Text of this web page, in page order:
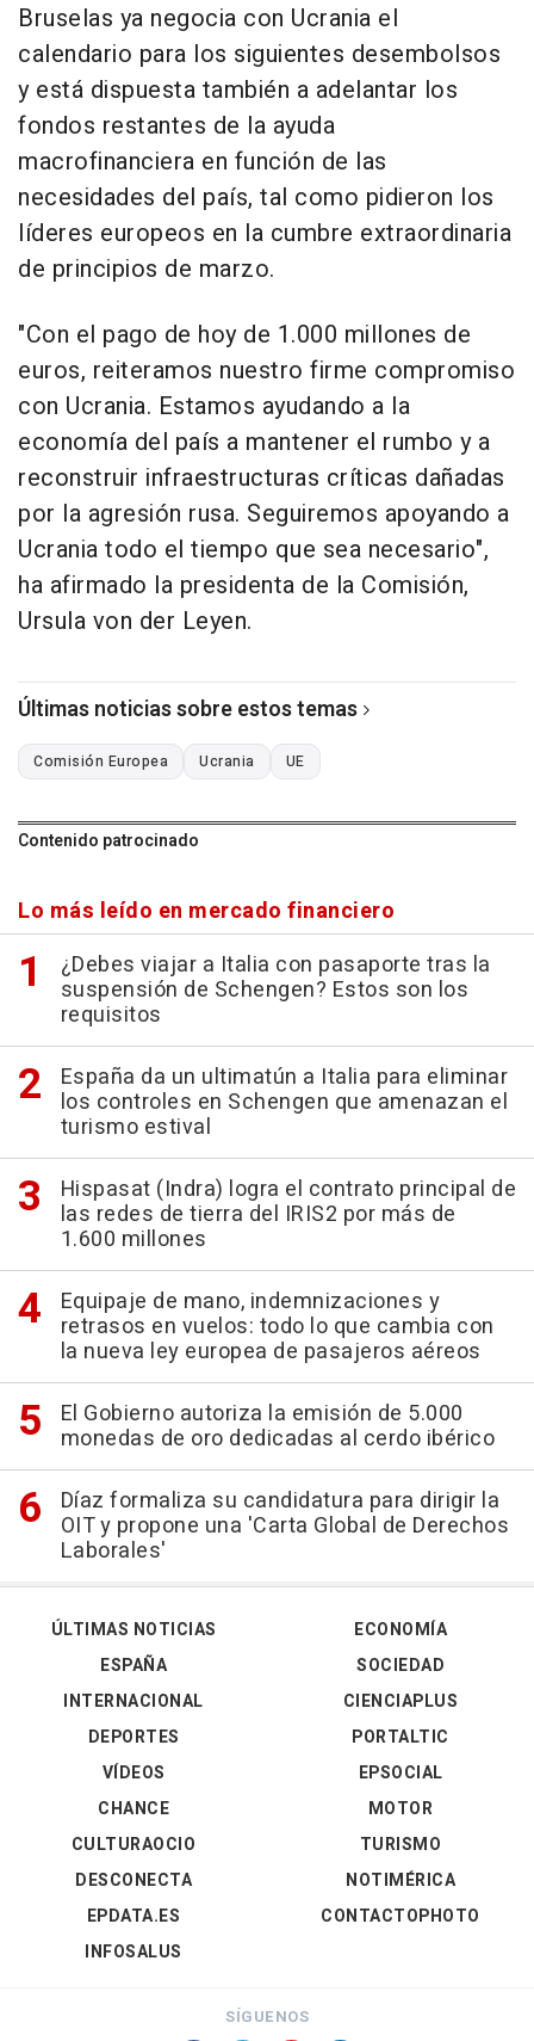
Bruselas ya negocia con Ucrania el
calendario para los siguientes desembolsos
y está dispuesta también a adelantar los
fondos restantes de la ayuda
macrofinanciera en función de las
necesidades del país, tal como pidieron los
líderes europeos en la cumbre extraordinaria
de principios de marzo.
"Con el pago de hoy de 1.000 millones de
euros, reiteramos nuestro firme compromiso
con Ucrania. Estamos ayudando a la
economía del país a mantener el rumbo y a
reconstruir infraestructuras críticas dañadas
por la agresión rusa. Seguiremos apoyando a
Ucrania todo el tiempo que sea necesario",
ha afirmado la presidenta de la Comisión,
Ursula von der Leyen.
Últimas noticias sobre estos temas
Comisión Europea Ucrania UE
Contenido patrocinado
Lo más leído en mercado financiero
¿Debes viajar a Italia con pasaporte tras la
suspensión de Schengen? Estos son los
requisitos
España da un ultimatún a Italia para eliminar
los controles en Schengen que amenazan el
turismo estival
Hispasat (Indra) logra el contrato principal de
las redes de tierra del IRIS2 por más de
1.600 millones
Equipaje de mano, indemnizaciones y
retrasos en vuelos: todo lo que cambia con
la nueva ley europea de pasajeros aéreos
El Gobierno autoriza la emisión de 5.000
monedas de oro dedicadas al cerdo ibérico
Díaz formaliza su candidatura para dirigir la
OIT y propone una 'Carta Global de Derechos
Laborales'
ÚLTIMAS NOTICIAS
ESPAÑA
INTERNACIONAL
DEPORTES
VÍDEOS
ECONOMÍA
SOCIEDAD
CIENCIAPLUS
PORTALTIC
EPSOCIAL
CHANCE
CULTURAOCIO
DESCONECTA
EPDATA.ES
INFOSALUS
MOTOR
TURISMO
NOTIMÉRICA
CONTACTOPHOTO
SÍGUENOS